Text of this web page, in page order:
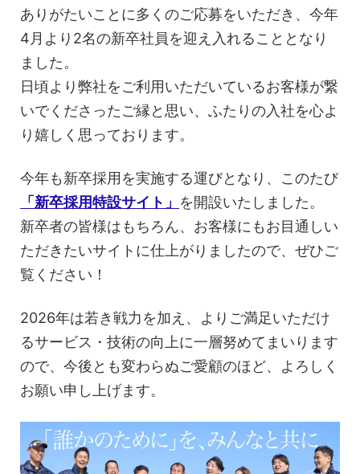
ありがたいことに多くのご応募をいただき、今年
4月より2名の新卒社員を迎え入れることとなり
ました。
日頃より弊社をご利用いただいているお客様が繋
いでくださったご縁と思い、ふたりの入社を心よ
り嬉しく思っております。
今年も新卒採用を実施する運びとなり、このたび
「新卒採用特設サイト」 を開設いたしました。
新卒者の皆様はもちろん、お客様にもお目通しい
ただきたいサイトに仕上がりましたので、ぜひご
覧ください！
2026年は若き戦力を加え、よりご満足いただけ
るサービス・技術の向上に一層努めてまいります
ので、今後とも変わらぬご愛顧のほど、よろしく
お願い申し上げます。